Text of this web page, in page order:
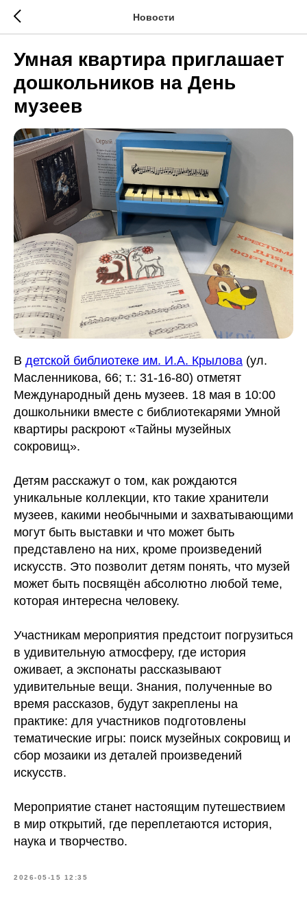
Новости
Умная квартира приглашает
дошкольников на День
музеев
В детской библиотеке им. И.А. Крылова (ул.
Масленникова, 66; т.: 31-16-80) отметят
Международный день музеев. 18 мая в 10:00
дошкольники вместе с библиотекарями Умной
квартиры раскроют «Тайны музейных
сокровищ».
Детям расскажут о том, как рождаются
уникальные коллекции, кто такие хранители
музеев, какими необычными и захватывающими
могут быть выставки и что может быть
представлено на них, кроме произведений
искусств. Это позволит детям понять, что музей
может быть посвящён абсолютно любой теме,
которая интересна человеку.
Участникам мероприятия предстоит погрузиться
в удивительную атмосферу, где история
оживает, а экспонаты рассказывают
удивительные вещи. Знания, полученные во
время рассказов, будут закреплены на
практике: для участников подготовлены
тематические игры: поиск музейных сокровищ и
сбор мозаики из деталей произведений
искусств.
Мероприятие станет настоящим путешествием
в мир открытий, где переплетаются история,
наука и творчество.
2026-05-15 12:35